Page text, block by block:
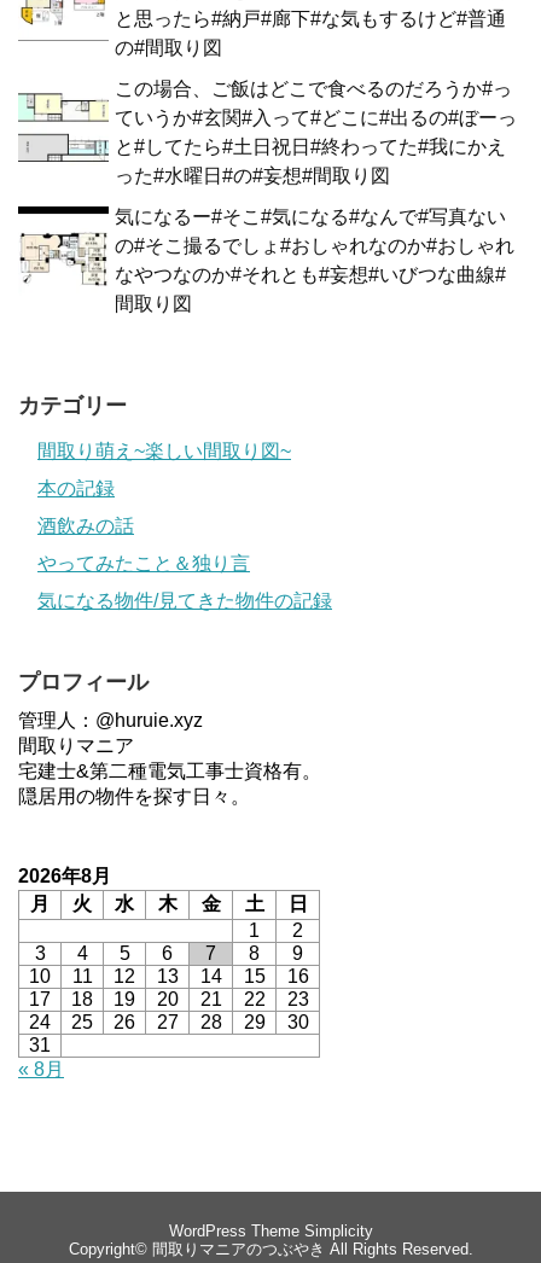
と思ったら#納戸#廊下#な気もするけど#普通
の#間取り図
この場合、ご飯はどこで食べるのだろうか#っ
ていうか#玄関#入って#どこに#出るの#ぼーっ
と#してたら#土日祝日#終わってた#我にかえ
った#水曜日#の#妄想#間取り図
気になるー#そこ#気になる#なんで#写真ない
の#そこ撮るでしょ#おしゃれなのか#おしゃれ
なやつなのか#それとも#妄想#いびつな曲線#
間取り図
カテゴリー
間取り萌え~楽しい間取り図~
本の記録
酒飲みの話
やってみたこと＆独り言
気になる物件/見てきた物件の記録
プロフィール
管理人：@huruie.xyz
間取りマニア
宅建士&第二種電気工事士資格有。
隠居用の物件を探す日々。
2026年8月
月
火 水 木 金 土
日
1
2
3
4 5 6 7 8
9
10
11 12 13 14 15
16
17
18 19 20 21 22
23
24
25 26 27 28 29
30
31
« 8月
WordPress Theme Simplicity
Copyright© 間取りマニアのつぶやき All Rights Reserved.